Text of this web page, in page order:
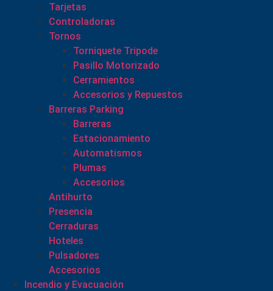
Tarjetas
Controladoras
Tornos
Torniquete Tripode
Pasillo Motorizado
Cerramientos
Accesorios y Repuestos
Barreras Parking
Barreras
Estacionamiento
Automatismos
Plumas
Accesorios
Antihurto
Presencia
Cerraduras
Hoteles
Pulsadores
Accesorios
Incendio y Evacuación